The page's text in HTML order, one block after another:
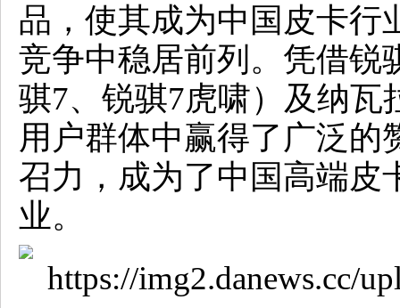
品，使其成为中国皮卡行
竞争中稳居前列。凭借锐
骐7、锐骐7虎啸）及纳
用户群体中赢得了广泛的
召力，成为了中国高端皮
业。